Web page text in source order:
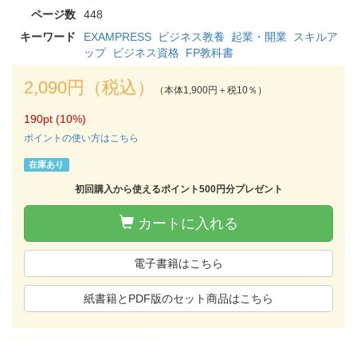
ページ数
448
キーワード
EXAMPRESS ビジネス教養 起業・開業
スキルア
ップ
ビジネス資格 FP教科書
2,090円（税込） （本体1,900円＋税10％）
190pt (10%)
ポイントの使い方はこちら
在庫あり
初回購入から使えるポイント500円分プレゼント
カートに入れる
電子書籍はこちら
紙書籍とPDF版のセット商品はこちら